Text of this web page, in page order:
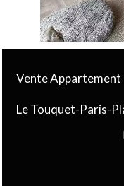
Vente Appartement
Le Touquet-Paris-